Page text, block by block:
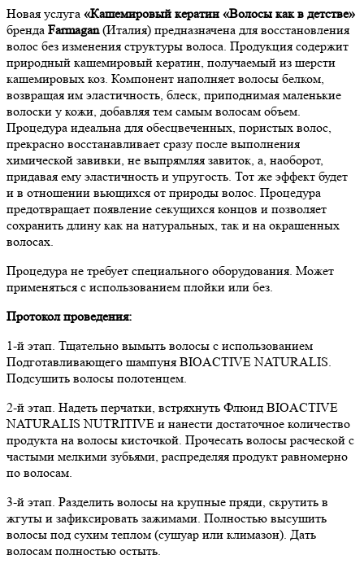
Новая услуга «Кашемировый кератин «Волосы как в детстве»
бренда Farmagan(Италия) предназначена для восстановления
волос без изменения структуры волоса. Продукция содержит
природный кашемировый кератин, получаемый из шерсти
кашемировых коз. Компонент наполняет волосы белком,
возвращая им эластичность, блеск, приподнимая маленькие
волоски у кожи, добавляя тем самым волосам объем.
Процедура идеальна для обесцвеченных, пористых волос,
прекрасно восстанавливает сразу после выполнения
химической завивки, не выпрямляя завиток, а, наоборот,
придавая ему эластичность и упругость. Тот же эффект будет
и в отношении вьющихся от природы волос. Процедура
предотвращает появление секущихся концов и позволяет
сохранить длину как на натуральных, так и на окрашенных
волосах.
Процедура не требует специального оборудования. Может
применяться с использованием плойки или без.
Протокол проведения:
1-й этап. Тщательно вымыть волосы с использованием
Подготавливающего шампуня BIOACTIVE NATURALIS.
Подсушить волосы полотенцем.
2-й этап. Надеть перчатки, встряхнуть Флюид BIOACTIVE
NATURALIS NUTRITIVE и нанести достаточное количество
продукта на волосы кисточкой. Прочесать волосы расческой с
частыми мелкими зубьями, распределяя продукт равномерно
по волосам.
3-й этап. Разделить волосы на крупные пряди, скрутить в
жгуты и зафиксировать зажимами. Полностью высушить
волосы под сухим теплом (сушуар или климазон). Дать
волосам полностью остыть.